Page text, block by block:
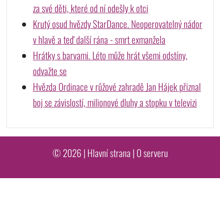
za své děti, které od ní odešly k otci
Krutý osud hvězdy StarDance. Neoperovatelný nádor
v hlavě a teď další rána - smrt exmanžela
Hrátky s barvami. Léto může hrát všemi odstíny,
odvažte se
Hvězda Ordinace v růžové zahradě Jan Hájek přiznal
boj se závislostí, milionové dluhy a stopku v televizi
© 2026 | Hlavní strana | O serveru